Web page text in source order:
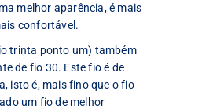
melhor aparência, é mais
confortável.
trinta ponto um) também
de fio 30. Este fio é de
isto é, mais fino que o fio
um fio de melhor